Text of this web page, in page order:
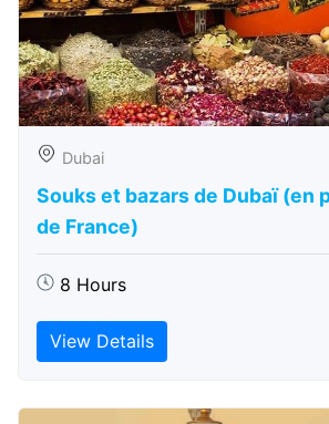
Dubai
Souks et bazars de Dubaï (en
de France)
8 Hours
View Details